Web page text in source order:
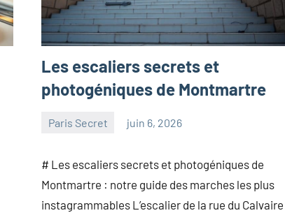
Les escaliers secrets et
photogéniques de Montmartre
Paris Secret juin 6, 2026
# Les escaliers secrets et photogéniques de
Montmartre : notre guide des marches les plus
instagrammables L’escalier de la rue du Calvaire